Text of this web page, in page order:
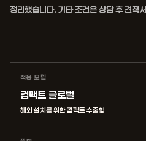
정리했습니다. 기타 조건은 상담 후 견적
적용 모델
컴팩트 글로벌
해외 설치를 위한 컴팩트 수출형